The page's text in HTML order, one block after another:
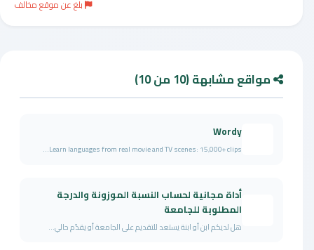
بلغ عن موقع مخالف
مواقع مشابهة (10 من 10)
Wordy
Learn languages from real movie and TV scenes: 15,000+ clips...
أداة مجانية لحساب النسبة الموزونة والدرجة
المطلوبة للجامعة
هل لديكم ابن أو ابنة يستعد للتقديم على الجامعة أو يقدّم حالي...